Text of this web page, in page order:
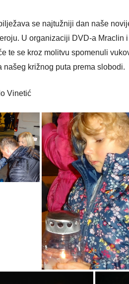
se najtužniji dan naše
U organizaciji DVD-a Mraclin
te se kroz molitvu spomenuli
našeg križnog puta prema slobodi.
Vinetić